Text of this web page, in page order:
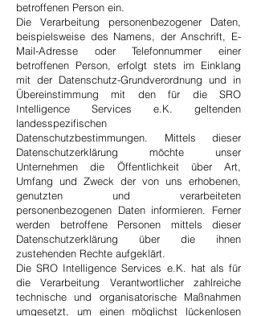
betroffenen Person ein.
Die Verarbeitung personenbezogener Daten,
beispielsweise des Namens, der Anschrift, E-
Mail-Adresse oder Telefonnummer einer
betroffenen Person, erfolgt stets im Einklang
mit der Datenschutz-Grundverordnung und in
Übereinstimmung mit den für die SRO
Intelligence Services e.K. geltenden
landesspezifischen
Datenschutzbestimmungen. Mittels dieser
Datenschutzerklärung möchte unser
Unternehmen die Öffentlichkeit über Art,
Umfang und Zweck der von uns erhobenen,
genutzten und verarbeiteten
personenbezogenen Daten informieren. Ferner
werden betroffene Personen mittels dieser
Datenschutzerklärung über die ihnen
zustehenden Rechte aufgeklärt.
Die SRO Intelligence Services e.K. hat als für
die Verarbeitung Verantwortlicher zahlreiche
technische und organisatorische Maßnahmen
umgesetzt, um einen möglichst lückenlosen